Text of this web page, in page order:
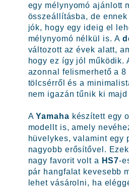
egy mélynyomó ajánlott
összeállításba, de
jók, hogy egy ideig el
mélynyomó nélkül is. A
változott az évek alatt,
hogy ez így jól működik.
azonnal felismerhető a 8
tölcsérről és a
nem igazán tűnik ki
AYamaha készített egy
modellt is, amely
hüvelykes, valamint egy
nagyobb erősítővel.
nagy favorit volt a HS7-
pár hangfalat kevesebb
lehet vásárolni, ha